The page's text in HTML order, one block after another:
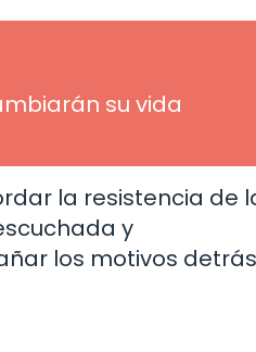
su vida
la resistencia de
y
los motivos detrás